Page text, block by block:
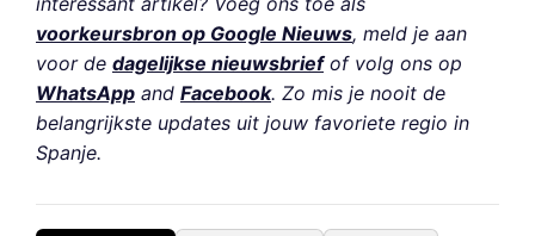
voorkeursbron op Google Nieuws, meld je aan
voor de dagelijkse nieuwsbriefof volg ons op
WhatsApp and Facebook. Zo mis je nooit de
belangrijkste updates uit jouw favoriete regio in
Spanje.